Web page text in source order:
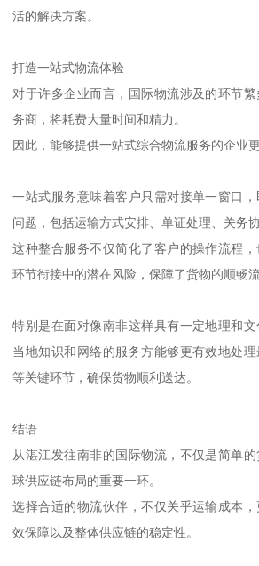
活的解决方案。
打造一站式物流体验
对于许多企业而言，国际物流涉及的环节
务商，将耗费大量时间和精力。
因此，能够提供一站式综合物流服务的企业更
一站式服务意味着客户只需对接单一窗口
问题，包括运输方式安排、单证处理、关务
这种整合服务不仅简化了客户的操作流程
环节衔接中的潜在风险，保障了货物的顺畅流
特别是在面对像南非这样具有一定地理和
当地知识和网络的服务方能够更有效地处
等关键环节，确保货物顺利送达。
结语
从湛江发往南非的国际物流，不仅是简单
球供应链布局的重要一环。
选择合适的物流伙伴，不仅关乎运输成本
效保障以及整体供应链的稳定性。